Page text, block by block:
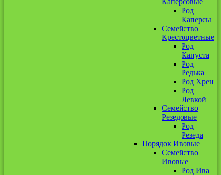
Каперсовые
Род
Каперсы
Семейство
Крестоцветные
Род
Капуста
Род
Редька
Род Хрен
Род
Левкой
Семейство
Резедовые
Род
Резеда
Порядок Ивовые
Семейство
Ивовые
Род Ива